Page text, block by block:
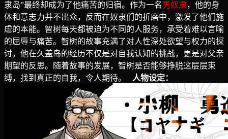
隶岛”最终却成为了他痛苦的归宿。作为一名男奴隶，他的身
体和意志力并不出众，反而在奴隶们的折磨中，激发了他们施
虐的本能。智树每天都被迫为不同的人服务，承受着难以言喻
的屈辱与痛苦。智树的故事充满了对人性深处欲望与权力的探
讨，他在久盖岛的经历不仅是对自我认知的挑战，更是对父亲
期望的反思。随着故事的发展，智树是否能够挣脱这层层束
缚，找到真正的自我，令人期待。 人物设定：